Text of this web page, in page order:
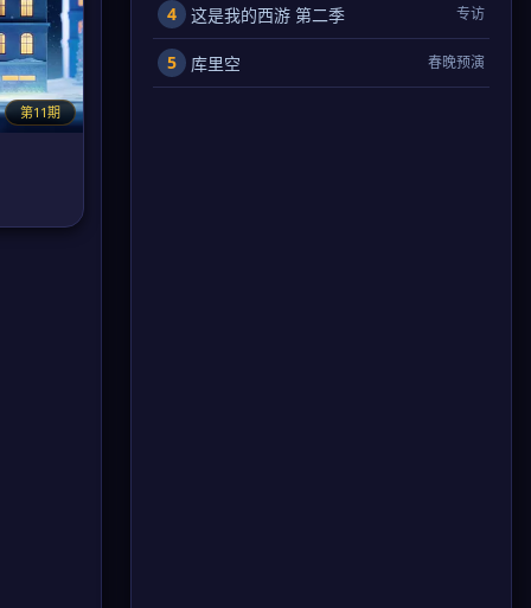
第11期
4 这是我的西游 第二季 专访
5 库里空 春晚预演